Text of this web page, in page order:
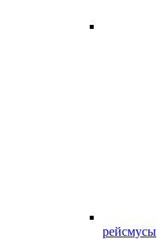
рейсмусы